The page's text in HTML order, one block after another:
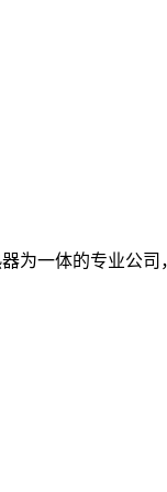
一体的专业公